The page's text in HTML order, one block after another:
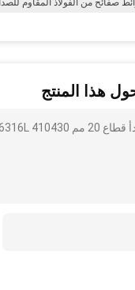
صفائح من الفولاذ المقاوم للصدأ
هذا المنتج